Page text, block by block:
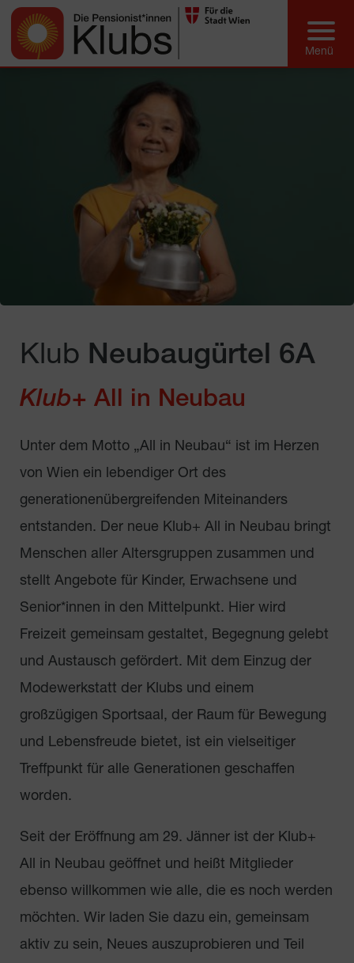
Klub Neubaugürtel 6A
Klub+ All in Neubau
Unter dem Motto „All in Neubau“ ist im Herzen
von Wien ein lebendiger Ort des
generationenübergreifenden Miteinanders
entstanden. Der neue Klub+ All in Neubau bringt
Menschen aller Altersgruppen zusammen und
stellt Angebote für Kinder, Erwachsene und
Senior*innen in den Mittelpunkt. Hier wird
Freizeit gemeinsam gestaltet, Begegnung gelebt
und Austausch gefördert. Mit dem Einzug der
Modewerkstatt der Klubs und einem
großzügigen Sportsaal, der Raum für Bewegung
und Lebensfreude bietet, ist ein vielseitiger
Treffpunkt für alle Generationen geschaffen
worden.
Seit der Eröffnung am 29. Jänner ist der Klub+
All in Neubau geöffnet und heißt Mitglieder
ebenso willkommen wie alle, die es noch werden
möchten. Wir laden Sie dazu ein, gemeinsam
aktiv zu sein, Neues auszuprobieren und Teil